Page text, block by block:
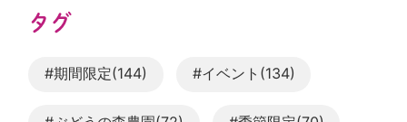
タグ
#期間限定(144) #イベント(134)